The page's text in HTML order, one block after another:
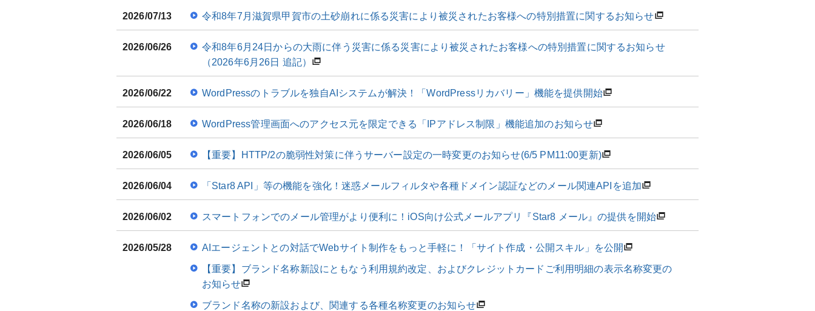
2026/07/13 令和8年7月滋賀県甲賀市の土砂崩れに係る災害により被災されたお客様への特別措置に関するお知らせ
2026/06/26
令和8年6月24日からの大雨に伴う災害に係る災害により被災されたお客様への特別措置に関するお知らせ
（2026年6月26日 追記）
2026/06/22 WordPressのトラブルを独自AIシステムが解決！「WordPressリカバリー」機能を提供開始
2026/06/18 WordPress管理画面へのアクセス元を限定できる「IPアドレス制限」機能追加のお知らせ
2026/06/05 【重要】HTTP/2の脆弱性対策に伴うサーバー設定の一時変更のお知らせ(6/5 PM11:00更新)
2026/06/04 「Star8 API」等の機能を強化！迷惑メールフィルタや各種ドメイン認証などのメール関連APIを追加
2026/06/02 スマートフォンでのメール管理がより便利に！iOS向け公式メールアプリ『Star8 メール』の提供を開始
2026/05/28 AIエージェントとの対話でWebサイト制作をもっと手軽に！「サイト作成・公開スキル」を公開
【重要】ブランド名称新設にともなう利用規約改定、およびクレジットカードご利用明細の表示名称変更の
お知らせ
ブランド名称の新設および、関連する各種名称変更のお知らせ